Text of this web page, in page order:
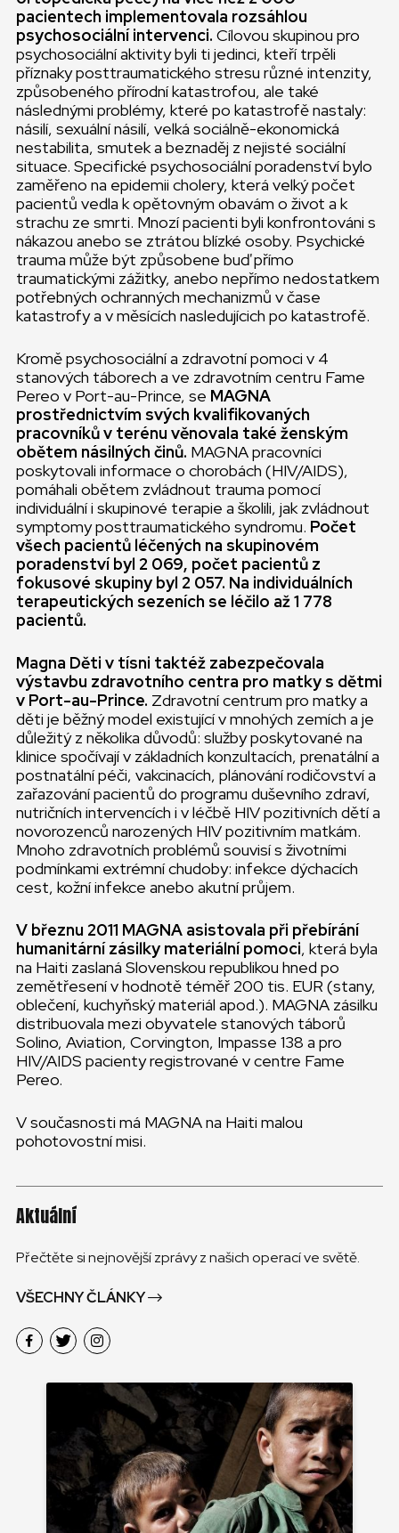
pacientech implementovala rozsáhlou
psychosociální intervenci. Cílovou skupinou pro
psychosociální aktivity byli ti jedinci, kteří trpěli
příznaky posttraumatického stresu různé intenzity,
způsobeného přírodní katastrofou, ale také
následnými problémy, které po katastrofě nastaly:
násilí, sexuální násilí, velká sociálně-ekonomická
nestabilita, smutek a beznaděj z nejisté sociální
situace. Specifické psychosociální poradenství bylo
zaměřeno na epidemii cholery, která velký počet
pacientů vedla k opětovným obavám o život a k
strachu ze smrti. Mnozí pacienti byli konfrontováni s
nákazou anebo se ztrátou blízké osoby. Psychické
trauma může být způsobene buď přímo
traumatickými zážitky, anebo nepřímo nedostatkem
potřebných ochranných mechanizmů v čase
katastrofy a v měsících nasledujícich po katastrofě.
Kromě psychosociální a zdravotní pomoci v 4
stanových táborech a ve zdravotním centru Fame
Pereo v Port-au-Prince, se MAGNA
prostřednictvím svých kvalifikovaných
pracovníků v terénu věnovala také ženským
obětem násilných činů. MAGNA pracovníci
poskytovali informace o chorobách (HIV/AIDS),
pomáhali obětem zvládnout trauma pomocí
individuální i skupinové terapie a školili, jak zvládnout
symptomy posttraumatického syndromu. Počet
všech pacientů léčených na skupinovém
poradenství byl 2 069, počet pacientů z
fokusové skupiny byl 2 057. Na individuálních
terapeutických sezeních se léčilo až 1 778
pacientů.
Magna Děti v tísni taktéž zabezpečovala
výstavbu zdravotního centra pro matky s dětmi
v Port-au-Prince. Zdravotní centrum pro matky a
děti je běžný model existující v mnohých zemích a je
důležitý z několika důvodů: služby poskytované na
klinice spočívají v základních konzultacích, prenatální a
postnatální péči, vakcinacích, plánování rodičovství a
zařazování pacientů do programu duševního zdraví,
nutričních intervencích i v léčbě HIV pozitivních dětí a
novorozenců narozených HIV pozitivním matkám.
Mnoho zdravotních problémů souvisí s životními
podmínkami extrémní chudoby: infekce dýchacích
cest, kožní infekce anebo akutní průjem.
V březnu 2011 MAGNA asistovala při přebírání
humanitární zásilky materiální pomoci, která byla
na Haiti zaslaná Slovenskou republikou hned po
zemětřesení v hodnotě téměř 200 tis. EUR (stany,
oblečení, kuchyňský materiál apod.). MAGNA zásilku
distribuovala mezi obyvatele stanových táborů
Solino, Aviation, Corvington, Impasse 138 a pro
HIV/AIDS pacienty registrované v centre Fame
Pereo.
V současnosti má MAGNA na Haiti malou
pohotovostní misi.
Aktuální
Přečtěte si nejnovější zprávy z našich operací ve světě.
VŠECHNY ČLÁNKY